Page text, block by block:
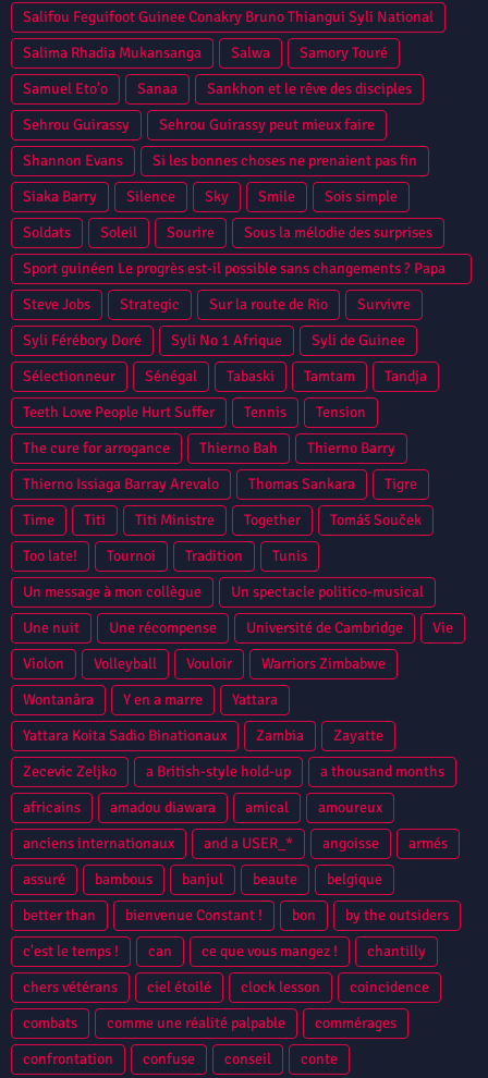
Salifou Feguifoot Guinee Conakry Bruno Thiangui Syli National
Salima Rhadia Mukansanga
Salwa
Samory Touré
Samuel Eto’o
Sanaa
Sankhon et le rêve des disciples
Sehrou Guirassy
Sehrou Guirassy peut mieux faire
Shannon Evans
Si les bonnes choses ne prenaient pas fin
Siaka Barry
Silence Sky Smile
Sois simple
Soldats
Soleil Sourire
Sous la mélodie des surprises
Sport guinéen Le progrès est-il possible sans changements ? Papa
Camara
Steve Jobs Strategic Sur la route de Rio
Survivre
Syli Férébory Doré
Syli No 1 Afrique
Syli de Guinee
Sélectionneur
Sénégal Tabaski Tamtam
Tandja
Teeth Love People Hurt Suffer
Tennis
Tension
The cure for arrogance
Thierno Bah
Thierno Barry
Thierno Issiaga Barray Arevalo
Thomas Sankara
Tigre
Time
Titi Titi Ministre Together
Tomáš Souček
Too late!
Tournoi Tradition
Tunis
Un message à mon collègue
Un spectacle politico-musical
Une nuit
Une récompense Université de Cambridge
Vie
Violon
Volleyball Vouloir
Warriors Zimbabwe
Wontanâra
Y en a marre
Yattara
Yattara Koita Sadio Binationaux
Zambia
Zayatte
Zecevic Zeljko
a British-style hold-up
a thousand months
africains
amadou diawara amical
amoureux
anciens internationaux
and a USER_* angoisse
armés
assuré
bambous banjul beaute
belgique
better than
bienvenue Constant ! bon
by the outsiders
c'est le temps !
can ce que vous mangez !
chantilly
chers vétérans
ciel étoilé clock lesson
coincidence
combats
comme une réalité palpable
commérages
confrontation
confuse conseil
conte